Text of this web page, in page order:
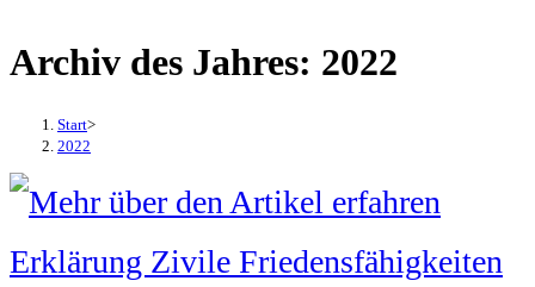
Archiv des Jahres: 2022
Start>
2022